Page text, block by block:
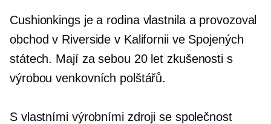
Cushionkings je a rodina vlastnilaa provozoval
obchod v Riverside v Kalifornii ve Spojených
státech. Mají za sebou 20 let zkušenosti s
výrobou venkovních polštářů.
S vlastními výrobními zdroji se společnost